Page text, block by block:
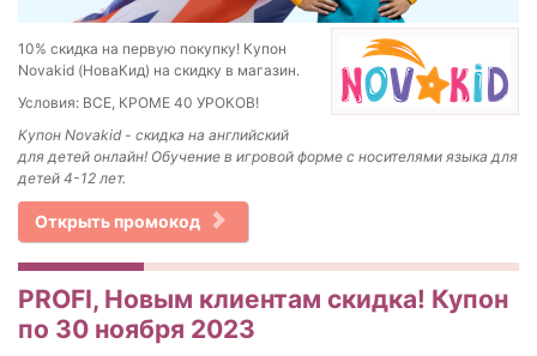
10% скидка на первую покупку! Купон
Novakid (НоваКид) на скидку в магазин.
Условия: ВСЕ, КРОМЕ 40 УРОКОВ!
Купон Novakid - скидка на английский
для детей онлайн! Обучение в игровой форме с носителями языка для
детей 4-12 лет.
Открыть промокод
PROFI, Новым клиентам скидка! Купон
по 30 ноября 2023